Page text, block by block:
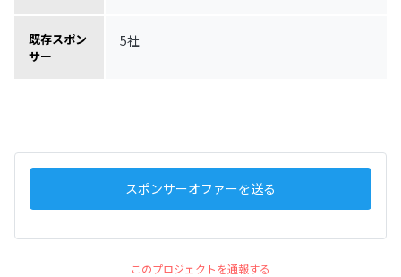
既存スポン
サー
5社
スポンサーオファーを送る
このプロジェクトを通報する